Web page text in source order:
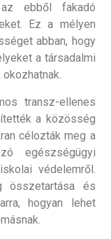
ebből fakadó
Ez a mélyen
abban, hogy
a társadalmi
transz-ellenes
a közösség
célozták meg a
egészségügyi
védelemről.
összetartása és
hogyan lehet